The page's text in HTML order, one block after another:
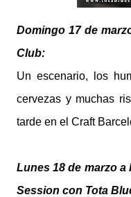
Domingo 17 de
Club:
Un escenario, los
cervezas y muchas
tarde en el Craft
Lunes 18 de marzo
Session con Tota